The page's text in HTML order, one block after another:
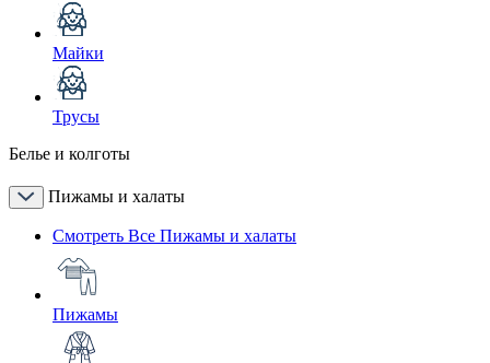
Майки
Трусы
Белье и колготы
Пижамы и халаты
Смотреть Все Пижамы и халаты
Пижамы